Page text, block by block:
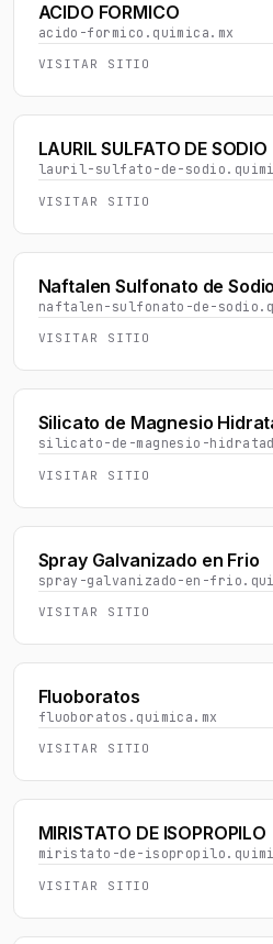
ACIDO FORMICO
acido-formico.quimica.mx
VISITAR SITIO
LAURIL SULFATO DE SODIO
lauril-sulfato-de-
VISITAR SITIO
Naftalen Sulfonato de Sodio
naftalen-sulfonato-de-
VISITAR SITIO
Silicato de Magnesio
silicato-de-magnesio-
VISITAR SITIO
Spray Galvanizado en Frio
spray-galvanizado-en-
VISITAR SITIO
Fluoboratos
fluoboratos.quimica.mx
VISITAR SITIO
MIRISTATO DE ISOPROPILO
miristato-de-
VISITAR SITIO